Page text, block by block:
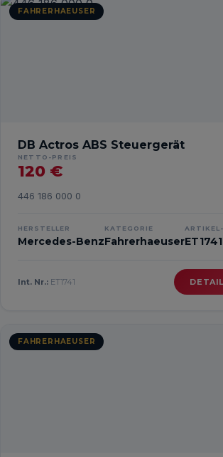
FAHRERHAEUSER
DB Actros ABS Steuergerät
NETTO-PREIS
120 €
446 186 000 0
HERSTELLER
Mercedes-Benz
KATEGORIE
Fahrerhaeuser
ARTIKEL-
ET1741
Int. Nr.: ET1741
FAHRERHAEUSER